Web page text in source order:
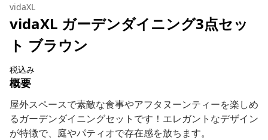
vidaXL
vidaXL ガーデンダイニング3点セッ
ト ブラウン
税込み
概要
屋外スペースで素敵な食事やアフタヌーンティーを楽しめ
るガーデンダイニングセットです！エレガントなデザイン
が特徴で、庭やパティオで存在感を放ちます。